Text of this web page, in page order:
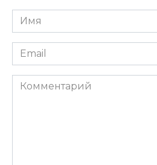
Имя
*
Email
*
Комментарий